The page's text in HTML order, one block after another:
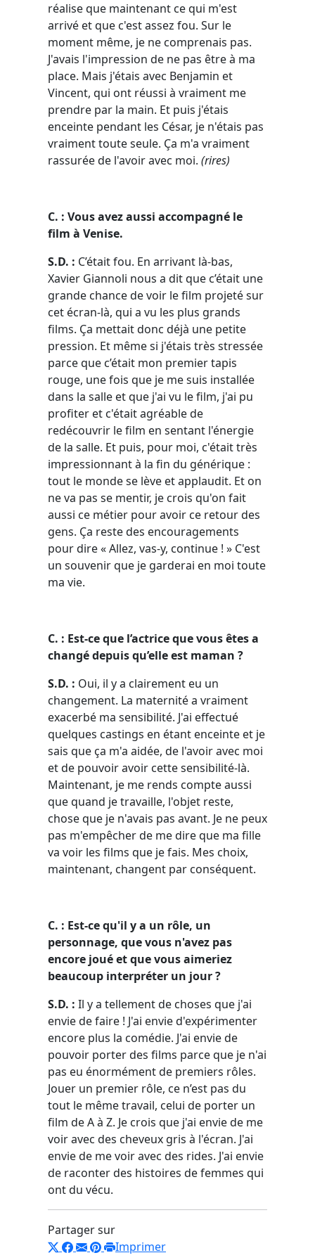
réalise que maintenant ce qui m'est
arrivé et que c'est assez fou. Sur le
moment même, je ne comprenais pas.
J'avais l'impression de ne pas être à ma
place. Mais j'étais avec Benjamin et
Vincent, qui ont réussi à vraiment me
prendre par la main. Et puis j'étais
enceinte pendant les César, je n'étais pas
vraiment toute seule. Ça m'a vraiment
rassurée de l'avoir avec moi. (rires)
C. : Vous avez aussi accompagné le
film à Venise.
S.D. : C’était fou. En arrivant là-bas,
Xavier Giannoli nous a dit que c’était une
grande chance de voir le film projeté sur
cet écran-là, qui a vu les plus grands
films. Ça mettait donc déjà une petite
pression. Et même si j'étais très stressée
parce que c’était mon premier tapis
rouge, une fois que je me suis installée
dans la salle et que j'ai vu le film, j'ai pu
profiter et c'était agréable de
redécouvrir le film en sentant l'énergie
de la salle. Et puis, pour moi, c'était très
impressionnant à la fin du générique :
tout le monde se lève et applaudit. Et on
ne va pas se mentir, je crois qu'on fait
aussi ce métier pour avoir ce retour des
gens. Ça reste des encouragements
pour dire « Allez, vas-y, continue ! » C'est
un souvenir que je garderai en moi toute
ma vie.
C. : Est-ce que l’actrice que vous êtes a
changé depuis qu’elle est maman ?
S.D. : Oui, il y a clairement eu un
changement. La maternité a vraiment
exacerbé ma sensibilité. J'ai effectué
quelques castings en étant enceinte et je
sais que ça m'a aidée, de l'avoir avec moi
et de pouvoir avoir cette sensibilité-là.
Maintenant, je me rends compte aussi
que quand je travaille, l'objet reste,
chose que je n'avais pas avant. Je ne peux
pas m'empêcher de me dire que ma fille
va voir les films que je fais. Mes choix,
maintenant, changent par conséquent.
C. : Est-ce qu'il y a un rôle, un
personnage, que vous n'avez pas
encore joué et que vous aimeriez
beaucoup interpréter un jour ?
S.D. : Il y a tellement de choses que j'ai
envie de faire ! J'ai envie d'expérimenter
encore plus la comédie. J'ai envie de
pouvoir porter des films parce que je n'ai
pas eu énormément de premiers rôles.
Jouer un premier rôle, ce n’est pas du
tout le même travail, celui de porter un
film de A à Z. Je crois que j'ai envie de me
voir avec des cheveux gris à l'écran. J'ai
envie de me voir avec des rides. J'ai envie
de raconter des histoires de femmes qui
ont du vécu.
Partager sur
Imprimer